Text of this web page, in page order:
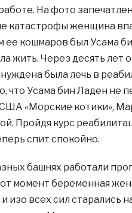
На фото
катастрофы женщина
ее кошмаров был Усама
жить. Через десять лет
была лечь в
что Усама бин Ладен не
«Морские котики»,
Пройдя курс
спит спокойно.
башнях работали
момент беременная
изо всех сил старались